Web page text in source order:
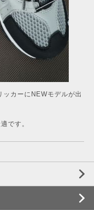
カーにNEWモデルが出
です。